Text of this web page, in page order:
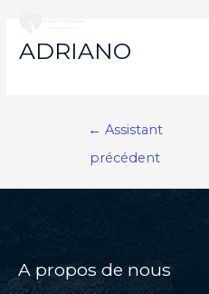
ADRIANO
Navigation
← Assistant
précédent
A propos de nous